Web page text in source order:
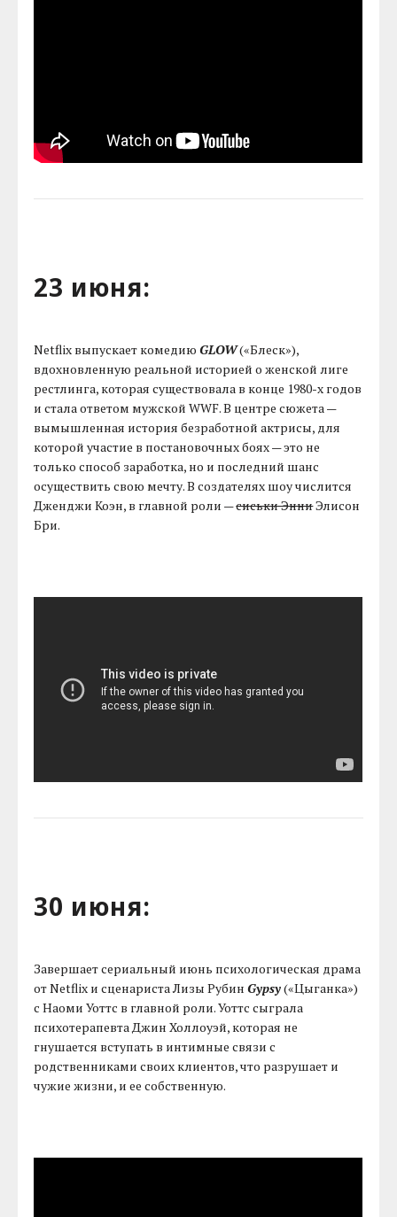
23 июня:
Netflix выпускает комедиюGLOW(«Блеск»),
вдохновленную реальной историей о женской лиге
рестлинга, которая существовала в конце 1980-х годов
и стала ответом мужской WWF. В центре сюжета —
вымышленная история безработной актрисы, для
которой участие в постановочных боях — это не
только способ заработка, но и последний шанс
осуществить свою мечту. В создателях шоу числится
Дженджи Коэн, в главной роли —сиськи ЭнниЭлисон
Бри.
30 июня:
Завершает сериальный июнь психологическая драма
от Netflix и сценариста Лизы РубинGypsy(«Цыганка»)
с Наоми Уоттс в главной роли. Уоттс сыграла
психотерапевта Джин Холлоуэй, которая не
гнушается вступать в интимные связи с
родственниками своих клиентов, что разрушает и
чужие жизни, и ее собственную.